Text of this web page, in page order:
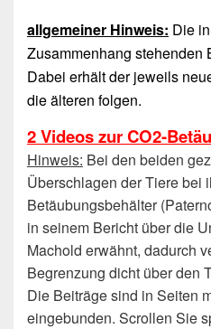
allgemeiner Hinweis: Die
Zusammenhang stehenden
Dabei erhält der jeweils
die älteren folgen.
2 Videos zur CO2-
Hinweis: Bei den beiden
Überschlagen der Tiere bei
Betäubungsbehälter
in seinem Bericht über die
Machold erwähnt, dadurch
Begrenzung dicht über den
Die Beiträge sind in Seiten
eingebunden. Scrollen Sie